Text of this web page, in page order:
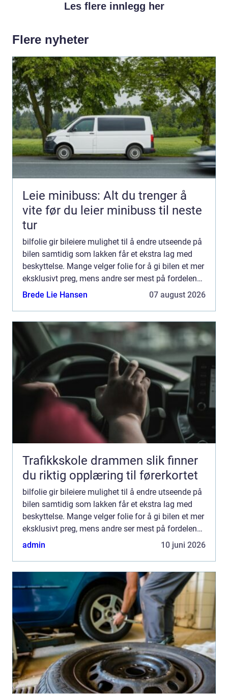
Les flere innlegg her
Flere nyheter
Leie minibuss: Alt du trenger å
vite før du leier minibuss til neste
tur
bilfolie gir bileiere mulighet til å endre utseende på
bilen samtidig som lakken får et ekstra lag med
beskyttelse. Mange velger folie for å gi bilen et mer
eksklusivt preg, mens andre ser mest på fordelene
med økt holdbarhet og enklere vedlikehold. ...
Brede Lie Hansen 07 august 2026
Trafikkskole drammen slik finner
du riktig opplæring til førerkortet
bilfolie gir bileiere mulighet til å endre utseende på
bilen samtidig som lakken får et ekstra lag med
beskyttelse. Mange velger folie for å gi bilen et mer
eksklusivt preg, mens andre ser mest på fordelene
med økt holdbarhet og enklere vedlikehold. ...
admin 10 juni 2026